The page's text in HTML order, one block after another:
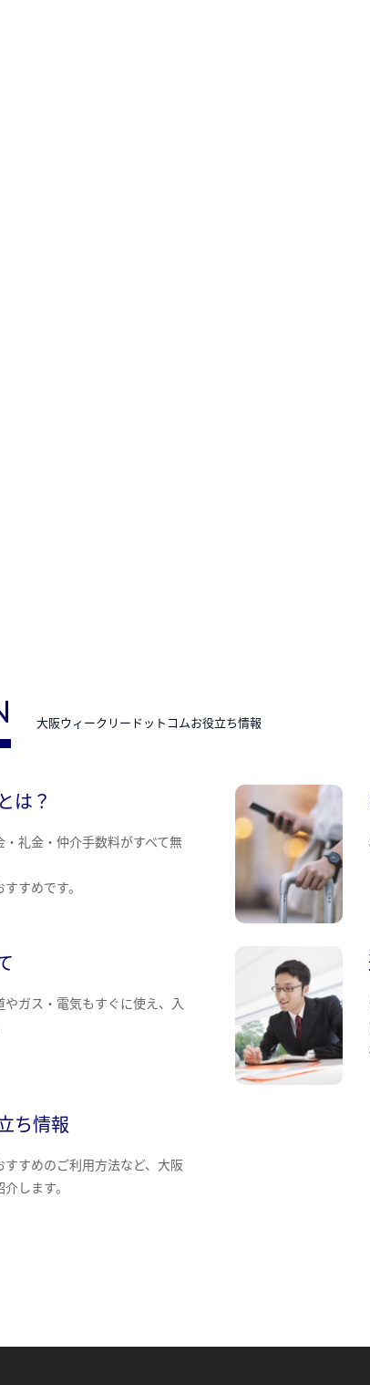
大阪ウィークリードットコムお役立ち情報
は？
礼金・仲介手数料がすべて無
すめです。
ガス・電気もすぐに使え、入
ち情報
すめのご利用方法など、大阪
します。